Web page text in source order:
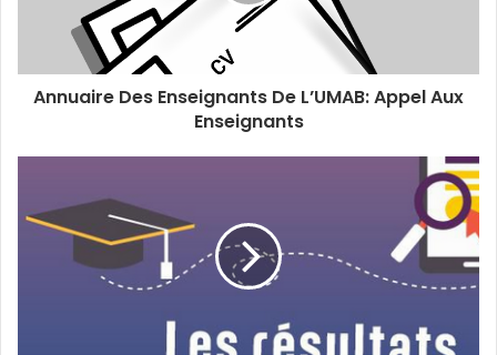
Annuaire Des Enseignants De L’UMAB: Appel Aux
Enseignants